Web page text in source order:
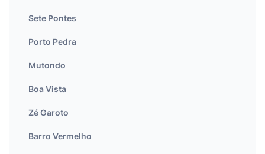
Sete Pontes
Porto Pedra
Mutondo
Boa Vista
Zé Garoto
Barro Vermelho